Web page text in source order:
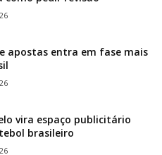
apostas entra em fase mais
vira espaço publicitário
brasileiro